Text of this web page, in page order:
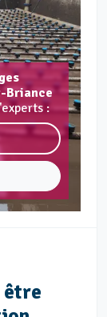
Briance
:
être